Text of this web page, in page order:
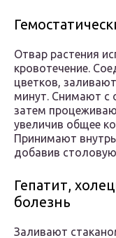
Отвар растения
кровотечение.
цветков,
минут. Снимают с
затем
увеличив общее
Принимают
добавив
Гепатит,
болезнь
Заливают